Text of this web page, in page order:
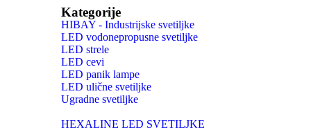
Kategorije
HIBAY - Industrijske svetiljke
LED vodonepropusne svetiljke
LED strele
LED cevi
LED panik lampe
LED ulične svetiljke
Ugradne svetiljke
HEXALINE LED SVETILJKE